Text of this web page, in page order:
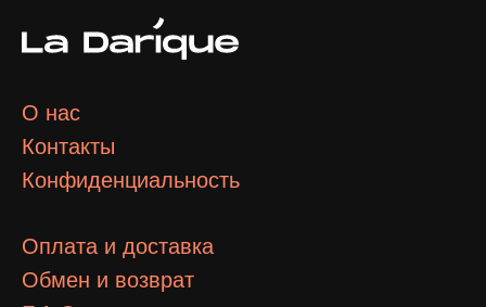
О нас
Контакты
Конфиденциальность
Оплата и доставка
Обмен и возврат